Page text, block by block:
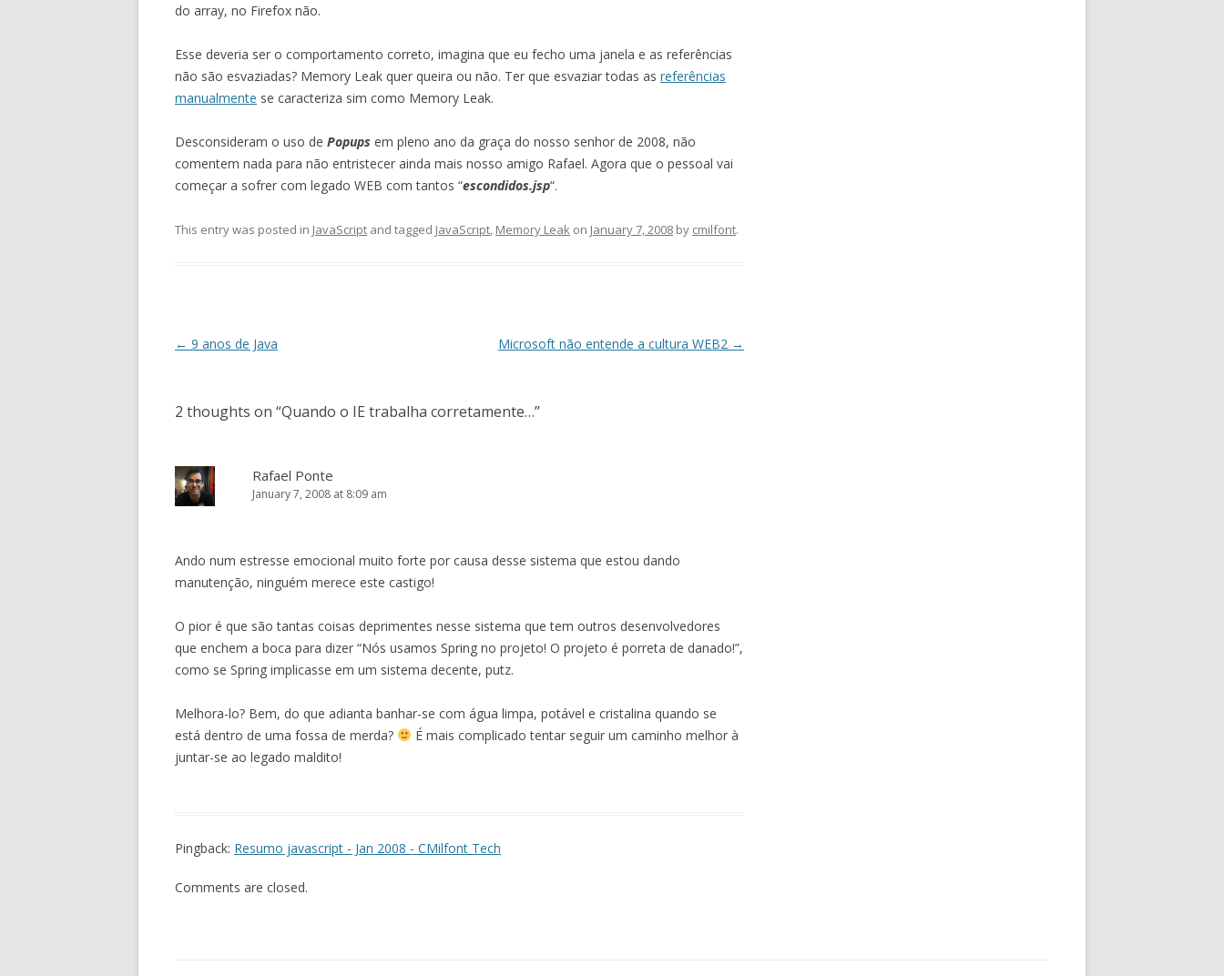
do array, no Firefox não.
Esse deveria ser o comportamento correto, imagina que eu fecho uma janela e as referências
não são esvaziadas? Memory Leak quer queira ou não. Ter que esvaziar todas as referências
manualmente se caracteriza sim como Memory Leak.
Desconsideram o uso de Popups em pleno ano da graça do nosso senhor de 2008, não
comentem nada para não entristecer ainda mais nosso amigo Rafael. Agora que o pessoal vai
começar a sofrer com legado WEB com tantos “escondidos.jsp“.
This entry was posted in JavaScript and tagged JavaScript, Memory Leak on January 7, 2008 by cmilfont.
Post
← 9 anos de Java Microsoft não entende a cultura WEB2 →
2 thoughts on “Quando o IE trabalha corretamente…”
Rafael Ponte
January 7, 2008 at 8:09 am
Ando num estresse emocional muito forte por causa desse sistema que estou dando
manutenção, ninguém merece este castigo!
O pior é que são tantas coisas deprimentes nesse sistema que tem outros desenvolvedores
que enchem a boca para dizer “Nós usamos Spring no projeto! O projeto é porreta de danado!”,
como se Spring implicasse em um sistema decente, putz.
Melhora-lo? Bem, do que adianta banhar-se com água limpa, potável e cristalina quando se
está dentro de uma fossa de merda?
É mais complicado tentar seguir um caminho melhor à
juntar-se ao legado maldito!
Pingback: Resumo javascript - Jan 2008 - CMilfont Tech
Comments are closed.